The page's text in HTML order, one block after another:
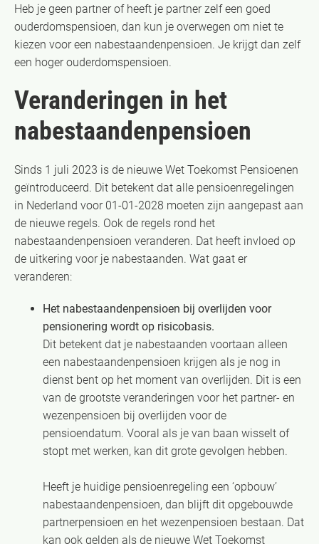
Heb je geen partner of heeft je partner zelf een goed
ouderdomspensioen, dan kun je overwegen om niet te
kiezen voor een nabestaandenpensioen. Je krijgt dan zelf
een hoger ouderdomspensioen.
Veranderingen in het
nabestaandenpensioen
Sinds 1 juli 2023 is de nieuwe Wet Toekomst Pensioenen
geïntroduceerd. Dit betekent dat alle pensioenregelingen
in Nederland voor 01-01-2028 moeten zijn aangepast aan
de nieuwe regels. Ook de regels rond het
nabestaandenpensioen veranderen. Dat heeft invloed op
de uitkering voor je nabestaanden. Wat gaat er
veranderen:
Het nabestaandenpensioen bij overlijden voor
pensionering wordt op risicobasis.
Dit betekent dat je nabestaanden voortaan alleen
een nabestaandenpensioen krijgen als je nog in
dienst bent op het moment van overlijden. Dit is een
van de grootste veranderingen voor het partner- en
wezenpensioen bij overlijden voor de
pensioendatum. Vooral als je van baan wisselt of
stopt met werken, kan dit grote gevolgen hebben.
Heeft je huidige pensioenregeling een ‘opbouw’
nabestaandenpensioen, dan blijft dit opgebouwde
partnerpensioen en het wezenpensioen bestaan. Dat
kan ook gelden als de nieuwe Wet Toekomst